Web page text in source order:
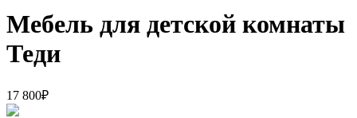
Мебель для детской комнаты
Теди
17 800₽